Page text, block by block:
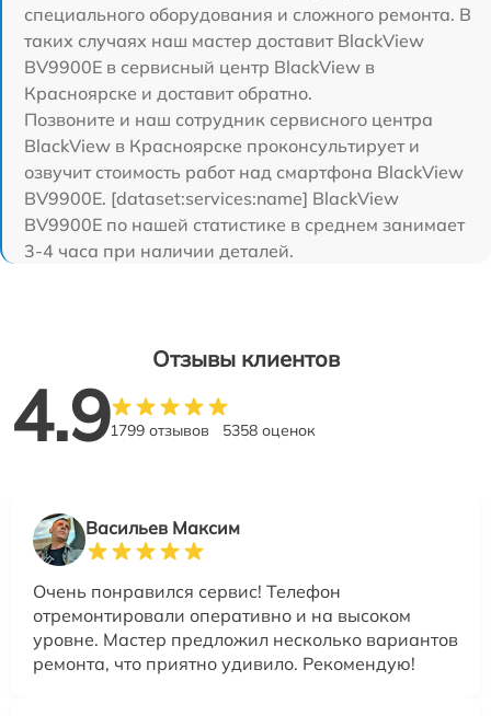
специального оборудования и сложного ремонта. В
таких случаях наш мастер доставит BlackView
BV9900E в сервисный центр BlackView в
Красноярске и доставит обратно.
Позвоните и наш сотрудник сервисного центра
BlackView в Красноярске проконсультирует и
озвучит стоимость работ над смартфона BlackView
BV9900E. [dataset:services:name] BlackView
BV9900E по нашей статистике в среднем занимает
3-4 часа при наличии деталей.
Отзывы клиентов
4.91799 отзывов 5358 оценок
Васильев Максим
Очень понравился сервис! Телефон
отремонтировали оперативно и на высоком
уровне. Мастер предложил несколько вариантов
ремонта, что приятно удивило. Рекомендую!